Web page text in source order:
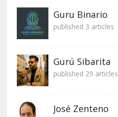
Guru Binario
published 3 articles
Gurú Sibarita
published 29 articles
José Zenteno